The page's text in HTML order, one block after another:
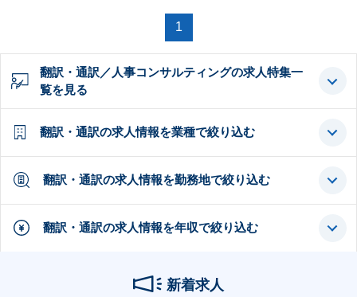
1
翻訳・通訳／人事コンサルティングの求人特集一
覧を見る
翻訳・通訳の求人情報を業種で絞り込む
翻訳・通訳の求人情報を勤務地で絞り込む
翻訳・通訳の求人情報を年収で絞り込む
新着求人